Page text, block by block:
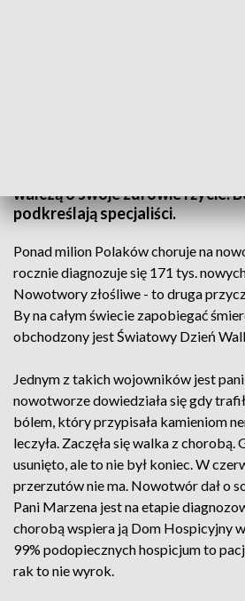
walczą o swoje zdrowie i życie.
podkreślają specjaliści.
Ponad milion Polaków choruje na
rocznie diagnozuje się 171 tys.
Nowotwory złośliwe - to druga
By na całym świecie zapobiegać
obchodzony jest Światowy Dzień
Jednym z takich wojowników jest
nowotworze dowiedziała się gdy
bólem, który przypisała kamieniom
leczyła. Zaczęła się walka z chorobą.
usunięto, ale to nie był koniec. W
przerzutów nie ma. Nowotwór dał o
Pani Marzena jest na etapie
chorobą wspiera ją Dom Hospicyjny
99% podopiecznych hospicjum to
rak to nie wyrok.